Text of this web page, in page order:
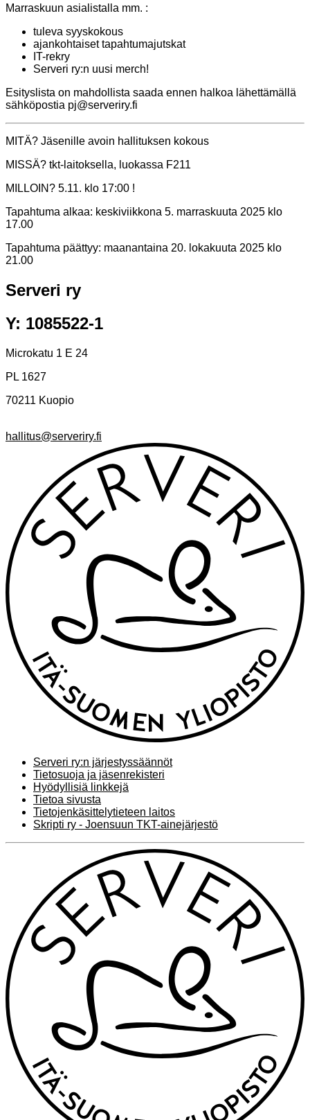
Marraskuun asialistalla mm. :
tuleva syyskokous
ajankohtaiset tapahtumajutskat
IT-rekry
Serveri ry:n uusi merch!
Esityslista on mahdollista saada ennen halkoa lähettämällä
sähköpostia pj@serveriry.fi
MITÄ? Jäsenille avoin hallituksen kokous
MISSÄ? tkt-laitoksella, luokassa F211
MILLOIN? 5.11. klo 17:00 !
Tapahtuma alkaa: keskiviikkona 5. marraskuuta 2025 klo
17.00
Tapahtuma päättyy: maanantaina 20. lokakuuta 2025 klo
21.00
Serveri ry
Y: 1085522-1
Microkatu 1 E 24
PL 1627
70211 Kuopio
hallitus@serveriry.fi
Serveri ry:n järjestyssäännöt
Tietosuoja ja jäsenrekisteri
Hyödyllisiä linkkejä
Tietoa sivusta
Tietojenkäsittelytieteen laitos
Skripti ry - Joensuun TKT-ainejärjestö